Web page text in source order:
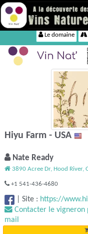
Le domaine
Hiyu Farm - USA
Nate Ready
3890 Acree Dr, Hood River,
+1 541-436-4680
|Site : https://
Contacter le vigneron
mail